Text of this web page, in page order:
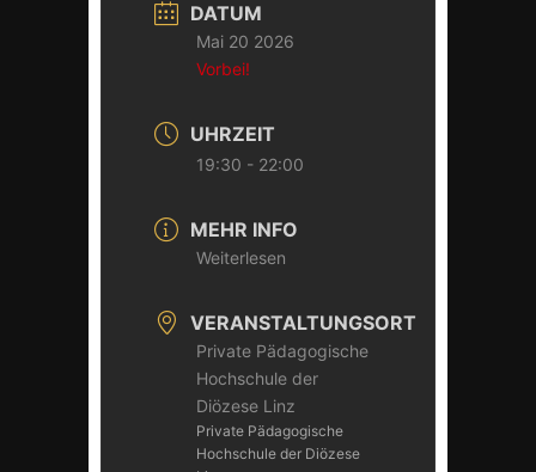
DATUM
Mai 20 2026
Vorbei!
UHRZEIT
19:30 - 22:00
MEHR INFO
Weiterlesen
VERANSTALTUNGSORT
Private Pädagogische
Hochschule der
Diözese Linz
Private Pädagogische
Hochschule der Diözese